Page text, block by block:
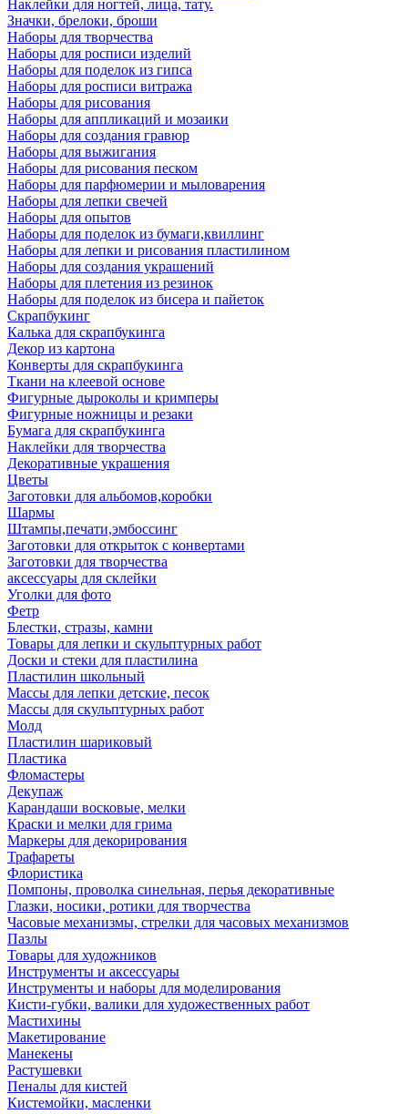
Наклейки для ногтей, лица, тату.
Значки, брелоки, броши
Наборы для творчества
Наборы для росписи изделий
Наборы для поделок из гипса
Наборы для росписи витража
Наборы для рисования
Наборы для аппликаций и мозаики
Наборы для создания гравюр
Наборы для выжигания
Наборы для рисования песком
Наборы для парфюмерии и мыловарения
Наборы для лепки свечей
Наборы для опытов
Наборы для поделок из бумаги,квиллинг
Наборы для лепки и рисования пластилином
Наборы для создания украшений
Наборы для плетения из резинок
Наборы для поделок из бисера и пайеток
Скрапбукинг
Калька для скрапбукинга
Декор из картона
Конверты для скрапбукинга
Ткани на клеевой основе
Фигурные дыроколы и кримперы
Фигурные ножницы и резаки
Бумага для скрапбукинга
Наклейки для творчества
Декоративные украшения
Цветы
Заготовки для альбомов,коробки
Шармы
Штампы,печати,эмбоссинг
Заготовки для открыток с конвертами
Заготовки для творчества
аксессуары для склейки
Уголки для фото
Фетр
Блестки, стразы, камни
Товары для лепки и скульптурных работ
Доски и стеки для пластилина
Пластилин школьный
Массы для лепки детские, песок
Массы для скульптурных работ
Молд
Пластилин шариковый
Пластика
Фломастеры
Декупаж
Карандаши восковые, мелки
Краски и мелки для грима
Маркеры для декорирования
Трафареты
Флористика
Помпоны, проволка синельная, перья декоративные
Глазки, носики, ротики для творчества
Часовые механизмы, стрелки для часовых механизмов
Пазлы
Товары для художников
Инструменты и аксессуары
Инструменты и наборы для моделирования
Кисти-губки, валики для художественных работ
Мастихины
Макетирование
Манекены
Растушевки
Пеналы для кистей
Кистемойки, масленки